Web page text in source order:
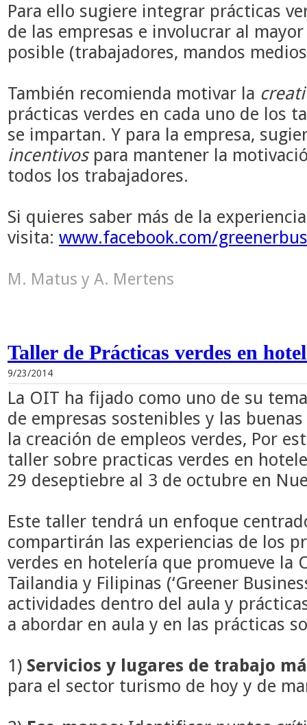
Para ello sugiere integrar prácticas
de las empresas e involucrar al
posible (trabajadores, mandos
También recomienda motivar la
prácticas verdes en cada uno de los
se impartan. Y para la empresa,
incentivospara mantener la
todos los trabajadores.
Si quieres saber más de la
visita: www.facebook.com/
M. Matus y A. Mertens
Taller de Prácticas verdes en
9/23/2014
La OIT ha fijado como uno de su
de empresas sostenibles y las
la creación de empleos verdes, Por
taller sobre practicas verdes en
29 deseptiebre al 3 de octubre en
Este taller tendrá un enfoque
compartirán las experiencias de los
verdes en hotelería que promueve la
Tailandia y Filipinas (‘Greener
actividades dentro del aula y
a abordar en aula y en las prácticas
1) Servicios y lugares de trabajo
para el sector turismo de hoy y de